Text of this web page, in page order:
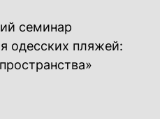
семинар
одесских пляжей: